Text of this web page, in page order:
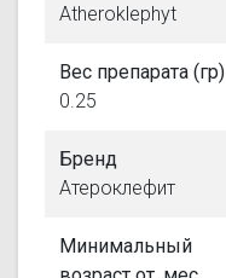
Atheroklephyt
Вес препарата (гр)
0.25
Бренд
Атероклефит
Минимальный